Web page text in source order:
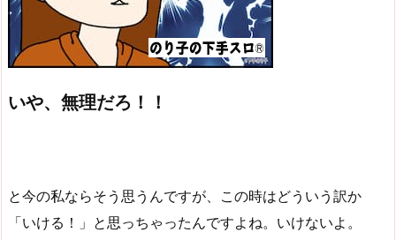
いや、無理だろ！！
と今の私ならそう思うんですが、この時はどういう訳か
「いける！」と思っちゃったんですよね。いけないよ。